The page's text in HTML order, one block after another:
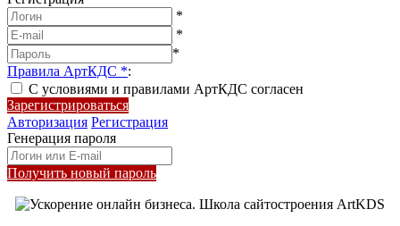
*
*
*
Правила АртКДС *:
С условиями и правилами АртКДС согласен
Зарегистрироваться
Авторизация Регистрация
Генерация пароля
Получить новый пароль